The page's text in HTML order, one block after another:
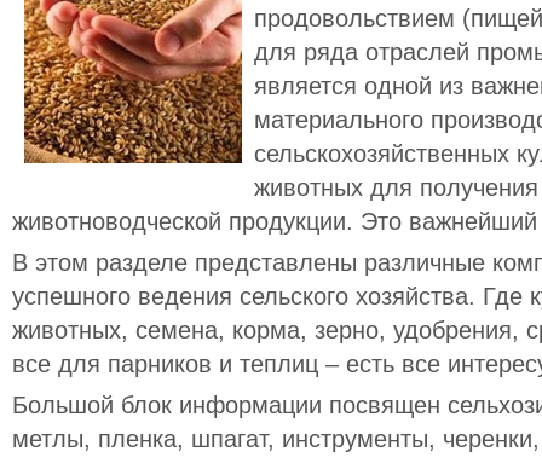
продовольствием
для ряда отраслей
является одной из
материального
сельскохозяйственных
животных для
животноводческой продукции. Это важнейший
В этом разделе представлены различные
успешного ведения сельского хозяйства. Где
животных, семена, корма, зерно, удобрения,
все для парников и теплиц – есть все
Большой блок информации посвящен
метлы, пленка, шпагат, инструменты,